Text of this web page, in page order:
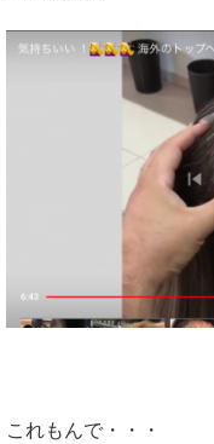
これもんで・・・